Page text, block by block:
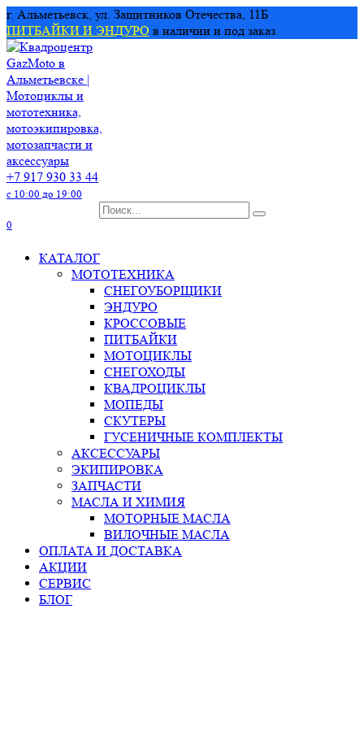
Перейти
к
содержанию
г. Альметьевск, ул. Защитников Отечества, 11Б
ПИТБАЙКИ И ЭНДУРО в наличии и под заказ
+7 917 930 33 44
с 10:00 до 19:00
Search
0
КАТАЛОГ
МОТОТЕХНИКА
СНЕГОУБОРЩИКИ
ЭНДУРО
КРОССОВЫЕ
ПИТБАЙКИ
МОТОЦИКЛЫ
СНЕГОХОДЫ
КВАДРОЦИКЛЫ
МОПЕДЫ
СКУТЕРЫ
ГУСЕНИЧНЫЕ КОМПЛЕКТЫ
АКСЕССУАРЫ
ЭКИПИРОВКА
ЗАПЧАСТИ
МАСЛА И ХИМИЯ
МОТОРНЫЕ МАСЛА
ВИЛОЧНЫЕ МАСЛА
ОПЛАТА И ДОСТАВКА
АКЦИИ
СЕРВИС
БЛОГ